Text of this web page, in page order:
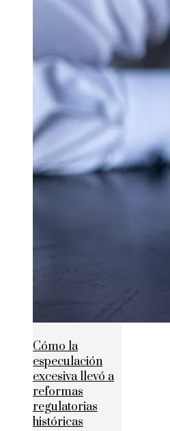
Cómo la
especulación
excesiva llevó a
reformas
regulatorias
históricas